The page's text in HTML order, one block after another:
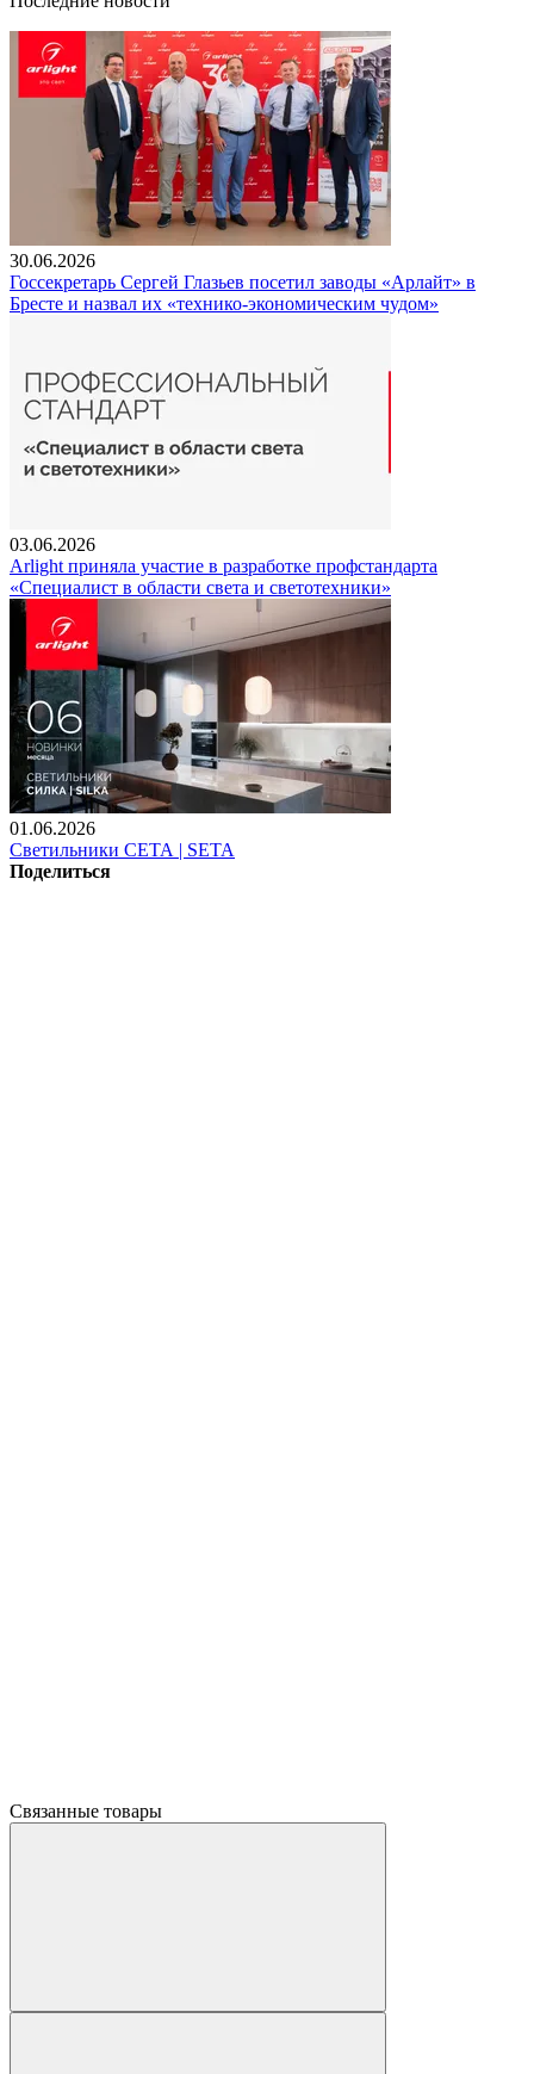
30.06.2026
Госсекретарь Сергей Глазьев посетил заводы «Арлайт» в
Бресте и назвал их «технико-экономическим чудом»
03.06.2026
Arlight приняла участие в разработке профстандарта
«Специалист в области света и светотехники»
01.06.2026
Светильники СЕТА | SETA
Поделиться
Связанные товары